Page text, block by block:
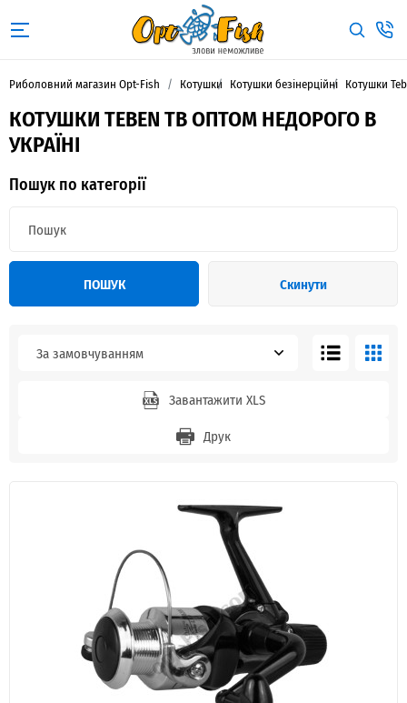
Риболовний магазин Opt-Fish Котушки Котушки безінерційні Котушки
КОТУШКИ TEBEN TB ОПТОМ НЕДОРОГО В
УКРАЇНІ
Пошук по категорії
ПОШУК Скинути
За замовчуванням
Завантажити XLS
Друк